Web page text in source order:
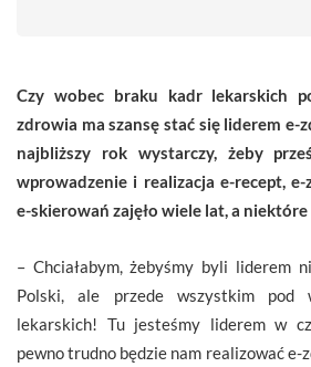
Czy wobec braku kadr lekarskich
zdrowia ma szansę stać się liderem e-
najbliższy rok wystarczy, żeby
wprowadzenie i realizacja e-recept,
e-skierowań zajęło wiele lat, a
– Chciałabym, żebyśmy byli liderem
Polski, ale przede wszystkim pod
lekarskich! Tu jesteśmy liderem w
pewno trudno będzie nam realizować